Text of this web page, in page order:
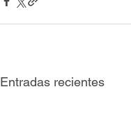
Entradas recientes